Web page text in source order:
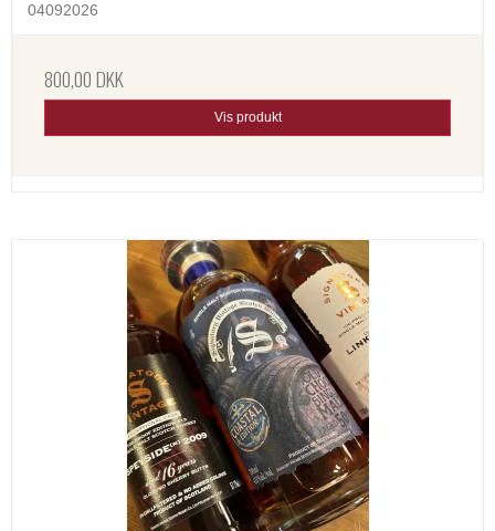
04092026
800,00 DKK
Vis produkt